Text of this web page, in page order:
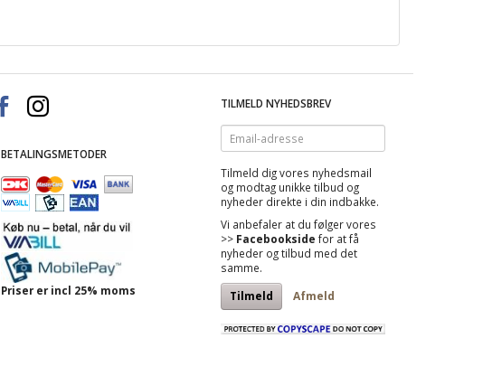
BETALINGSMETODER
Priser er incl 25% moms
TILMELD NYHEDSBREV
Email-
adresse
Tilmeld dig vores nyhedsmail
og modtag unikke tilbud og
nyheder direkte i din indbakke.
Vi anbefaler at du følger vores
>> Facebookside for at få
nyheder og tilbud med det
samme.
Tilmeld Afmeld